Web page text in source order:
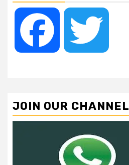
Facebook
JOIN OUR CHANNEL